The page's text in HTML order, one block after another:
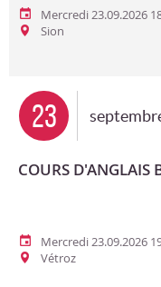
Mercredi 23.09.2026
Sion
23
COURS D'ANGLAIS
Mercredi 23.09.2026
Vétroz